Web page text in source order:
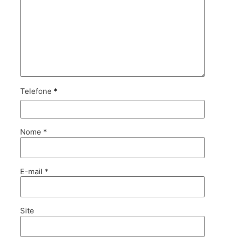
Telefone *
Nome *
E-mail *
Site